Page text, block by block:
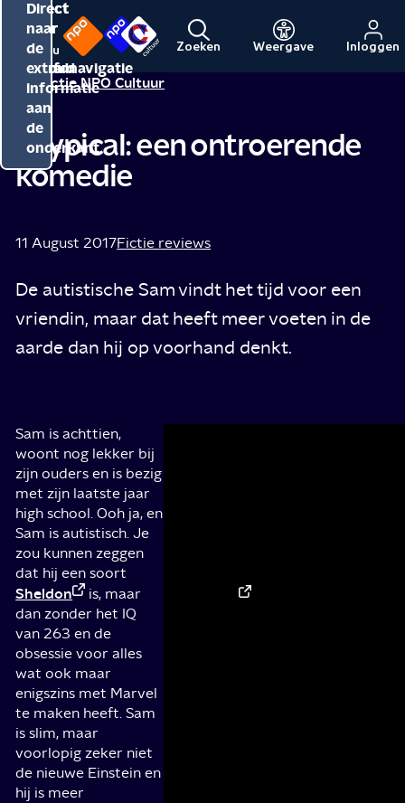
Direct
naar
de
inhoud
Direct
naar
de
hoofdnavigatie
Direct
naar
de
extra
informatie
aan
de
onderkant
Menu
Naar
de
NPO
Naar
de
NPO
Cultuur
Zoeken Weergave Inloggen
Redactie NPO Cultuur
Atypical: een ontroerende
komedie
11 August 2017Fictie reviews
De autistische Sam vindt het tijd voor een
vriendin, maar dat heeft meer voeten in de
aarde dan hij op voorhand denkt.
Sam is achttien,
woont nog lekker bij
zijn ouders en is bezig
met zijn laatste jaar
high school. Ooh ja, en
Sam is autistisch. Je
zou kunnen zeggen
dat hij een soort
Sheldon
is, maar
dan zonder het IQ
van 263 en de
obsessie voor alles
wat ook maar
enigszins met Marvel
te maken heeft. Sam
is slim, maar
voorlopig zeker niet
de nieuwe Einstein en
hij is meer
Submarine